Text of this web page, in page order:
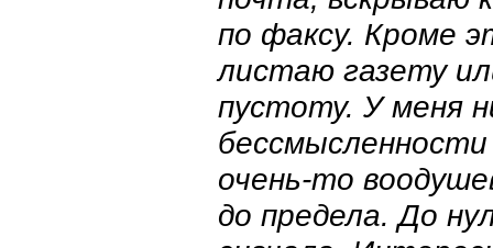
по факсу. Кроме
листаю газету
пустоту. У меня
очень-то
до предела. До